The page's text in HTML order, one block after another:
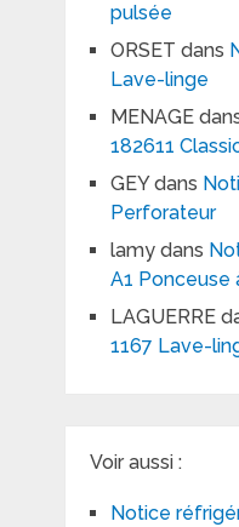
pulsée
ORSET dans
Lave-linge
MENAGE
182611
GEYdans
Perforateur
lamydans
A1 Ponceuse
LAGUERRE
1167 Lave-
Voir aussi :
Notice